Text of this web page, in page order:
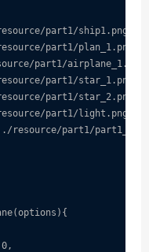
part1/
part1/
part1/
part1/
part1/
part1/
resource/part1/